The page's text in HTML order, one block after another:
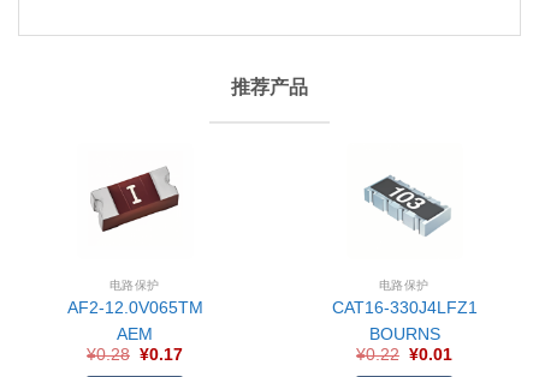
推荐产品
电路保护
AF2-12.0V065TM
AEM
¥0.28 ¥0.17
电路保护
CAT16-330J4LFZ1
BOURNS
¥0.22 ¥0.01